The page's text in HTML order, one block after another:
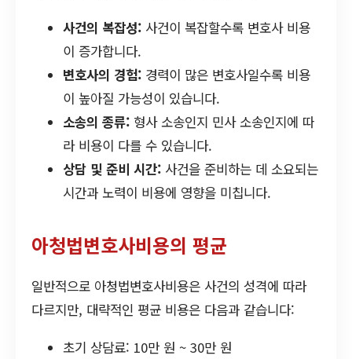
사건의 복잡성: 사건이 복잡할수록 변호사 비용
이 증가합니다.
변호사의 경험: 경력이 많은 변호사일수록 비용
이 높아질 가능성이 있습니다.
소송의 종류: 형사 소송인지 민사 소송인지에 따
라 비용이 다를 수 있습니다.
상담 및 준비 시간: 사건을 준비하는 데 소요되는
시간과 노력이 비용에 영향을 미칩니다.
아청법변호사비용의 평균
일반적으로 아청법변호사비용은 사건의 성격에 따라
다르지만, 대략적인 평균 비용은 다음과 같습니다:
초기 상담료: 10만 원 ~ 30만 원